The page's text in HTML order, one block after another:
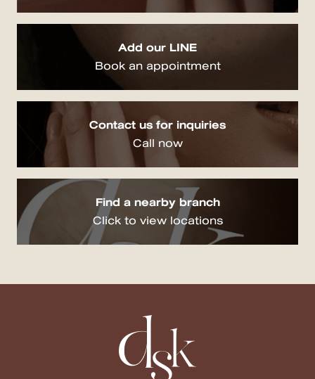
Add our LINE
Book an appointment
Contact us for inquiries
Call now
Find a nearby branch
Click to view locations